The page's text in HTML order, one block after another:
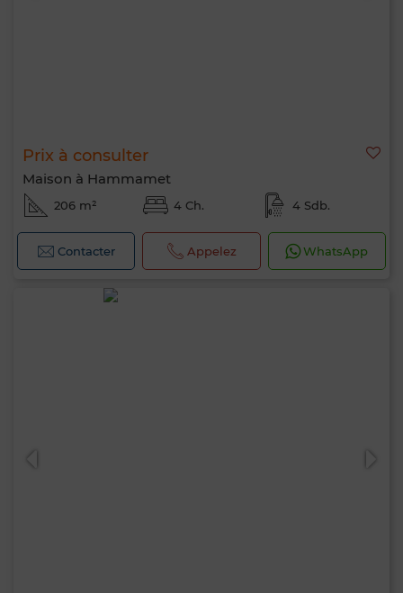
Prix à consulter
Maison à Hammamet
206 m² 4 Ch. 4 Sdb.
Contacter Appelez WhatsApp